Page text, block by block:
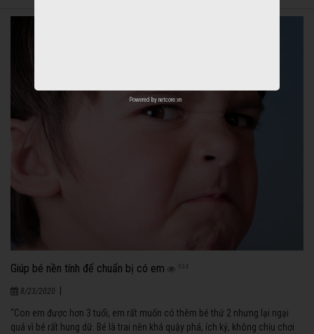
Giúp bé nền tính để chuẩn bị có em 934
8/23/2020
“Con em được hơn 3 tuổi, em rất muốn có thêm bé thứ 2 nhưng lại ngại
quá vì bé rất hung dữ. Bé là trai nên khá quậy phá, ích kỷ, không chịu chơi
Powered by netcore.vn